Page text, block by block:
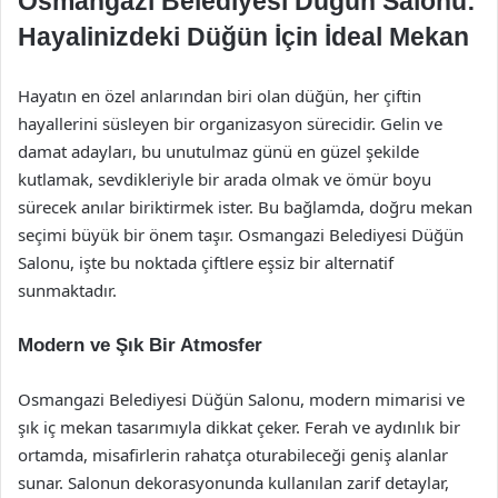
Hayalinizdeki Düğün İçin İdeal Mekan
Hayatın en özel anlarından biri olan düğün, her çiftin
hayallerini süsleyen bir organizasyon sürecidir. Gelin ve
damat adayları, bu unutulmaz günü en güzel şekilde
kutlamak, sevdikleriyle bir arada olmak ve ömür boyu
sürecek anılar biriktirmek ister. Bu bağlamda, doğru mekan
seçimi büyük bir önem taşır. Osmangazi Belediyesi Düğün
Salonu, işte bu noktada çiftlere eşsiz bir alternatif
sunmaktadır.
Modern ve Şık Bir Atmosfer
Osmangazi Belediyesi Düğün Salonu, modern mimarisi ve
şık iç mekan tasarımıyla dikkat çeker. Ferah ve aydınlık bir
ortamda, misafirlerin rahatça oturabileceği geniş alanlar
sunar. Salonun dekorasyonunda kullanılan zarif detaylar,